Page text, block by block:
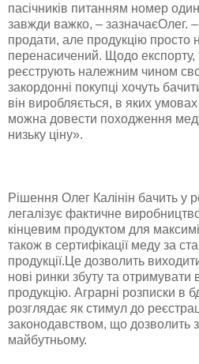
пасічників питанням номер
завжди важко, – зазначаєОлег.
продати, але продукцію просто
перенасичений. Щодо експорту,
реєструють належним чином
закордонні покупці хочуть
він виробляється, в яких
можна довести походження
низьку ціну».
Рішення Олег Калінін бачить у
легалізує фактичне
кінцевим продуктом для
також в сертифікації меду за
продукції.Це дозволить
нові ринки збуту та
продукцію. Аграрні розписки в
розглядає як стимул до
законодавством, що дозволить
майбутньому.